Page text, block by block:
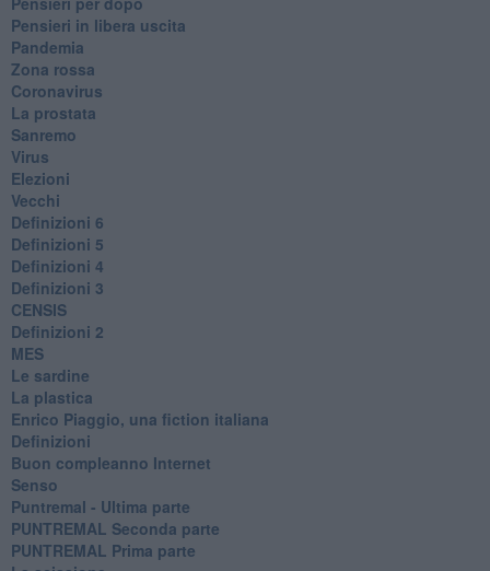
​Pensieri in libera uscita
Pandemia
Zona rossa
Coronavirus
La prostata
Sanremo
Virus
Elezioni
Vecchi
Definizioni 6
Definizioni 5
Definizioni 4
Definizioni 3
CENSIS
​Definizioni 2
MES
Le sardine
La plastica
​Enrico Piaggio, una fiction italiana
Definizioni
​Buon compleanno Internet
Senso
Puntremal - Ultima parte
PUNTREMAL Seconda parte
​PUNTREMAL Prima parte